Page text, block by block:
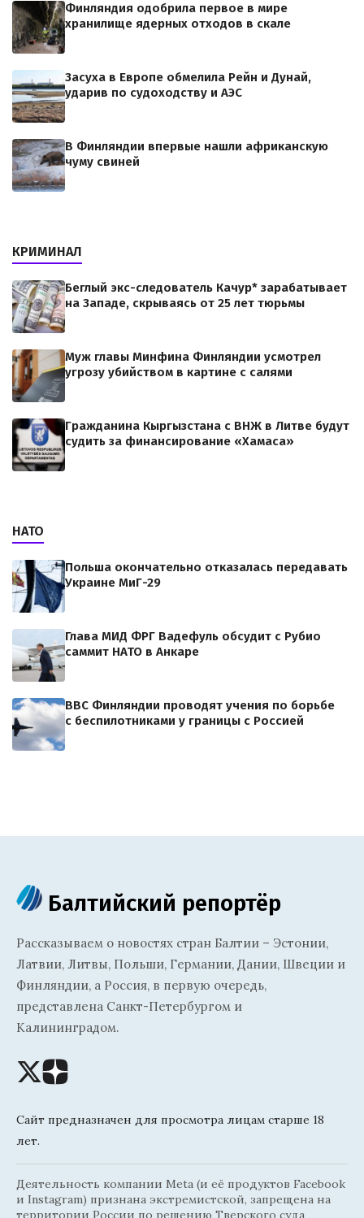
Финляндия одобрила первое в мире
хранилище ядерных отходов в скале
Засуха в Европе обмелила Рейн и Дунай,
ударив по судоходству и АЭС
В Финляндии впервые нашли африканскую
чуму свиней
КРИМИНАЛ
Беглый экс-следователь Качур* зарабатывает
на Западе, скрываясь от 25 лет тюрьмы
Муж главы Минфина Финляндии усмотрел
угрозу убийством в картине с салями
Гражданина Кыргызстана с ВНЖ в Литве будут
судить за финансирование «Хамаса»
НАТО
Польша окончательно отказалась передавать
Украине МиГ-29
Глава МИД ФРГ Вадефуль обсудит с Рубио
саммит НАТО в Анкаре
ВВС Финляндии проводят учения по борьбе
с беспилотниками у границы с Россией
Балтийский репортёр
Рассказываем о новостях стран Балтии – Эстонии,
Латвии, Литвы, Польши, Германии, Дании, Швеции и
Финляндии, а Россия, в первую очередь,
представлена Санкт-Петербургом и
Калининградом.
Сайт предназначен для просмотра лицам старше 18
лет.
Деятельность компании Meta (и её продуктов Facebook
и Instagram) признана экстремистской, запрещена на
территории России по решению Тверского суда